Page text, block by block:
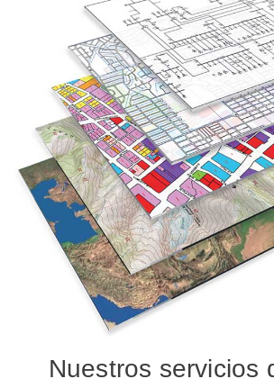
Nuestros servicios